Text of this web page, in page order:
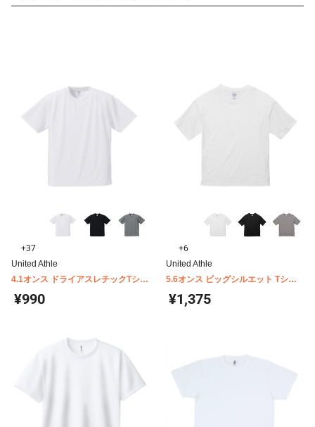
+37
United Athle
4.1オンス ドライアスレチックTシャ
ツ United Athle 5900-01
¥990
+6
United Athle
5.6オンス ビッグシルエット Tシャ
ツ United Athle 5508-01
¥1,375